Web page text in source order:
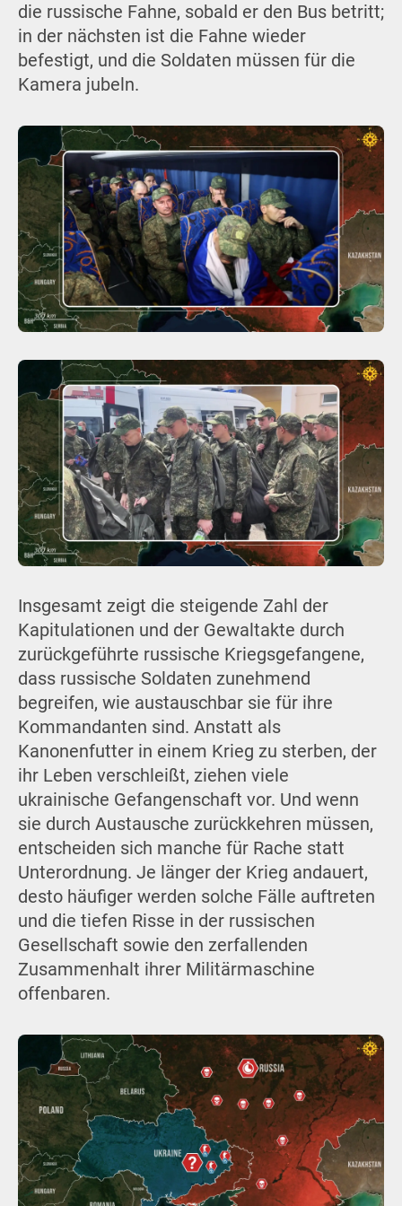
die russische Fahne, sobald er den Bus betritt;
in der nächsten ist die Fahne wieder
befestigt, und die Soldaten müssen für die
Kamera jubeln.
Insgesamt zeigt die steigende Zahl der
Kapitulationen und der Gewaltakte durch
zurückgeführte russische Kriegsgefangene,
dass russische Soldaten zunehmend
begreifen, wie austauschbar sie für ihre
Kommandanten sind. Anstatt als
Kanonenfutter in einem Krieg zu sterben, der
ihr Leben verschleißt, ziehen viele
ukrainische Gefangenschaft vor. Und wenn
sie durch Austausche zurückkehren müssen,
entscheiden sich manche für Rache statt
Unterordnung. Je länger der Krieg andauert,
desto häufiger werden solche Fälle auftreten
und die tiefen Risse in der russischen
Gesellschaft sowie den zerfallenden
Zusammenhalt ihrer Militärmaschine
offenbaren.